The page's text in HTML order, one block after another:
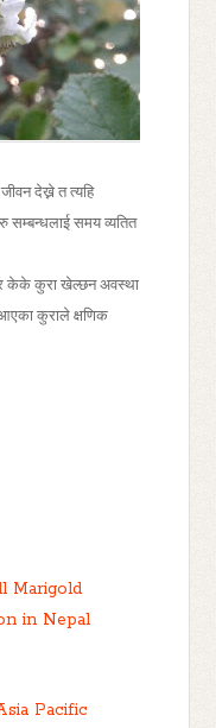
देख्ने त त्यहि
सम्बन्धलाई समय व्यतित
केके कुरा खेल्छन अवस्था
आएका कुराले क्षणिक
Marigold
in Nepal
Pacific